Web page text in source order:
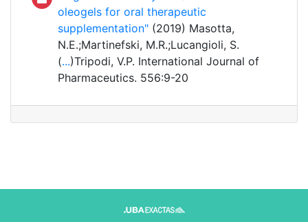
oleogels for oral therapeutic
supplementation" (2019) Masotta,
N.E.;Martinefski, M.R.;Lucangioli, S.
(...)Tripodi, V.P. International Journal of
Pharmaceutics. 556:9-20